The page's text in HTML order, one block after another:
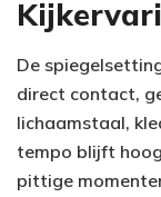
De
direct contact,
lichaamstaal,
tempo blijft
pittige